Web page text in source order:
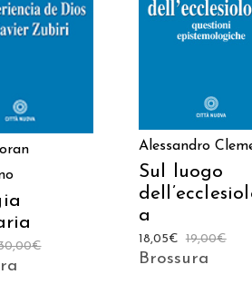
AL
€
AGGIUNGI AL
CARRELLO
Alessandro
Sul luogo
a
19,00€
18,05€
Brossura